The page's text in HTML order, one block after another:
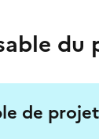
du
de